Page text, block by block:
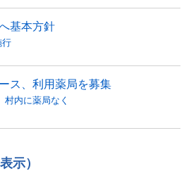
基本方針
行
ス、利用薬局を募集
内に薬局なく
示）